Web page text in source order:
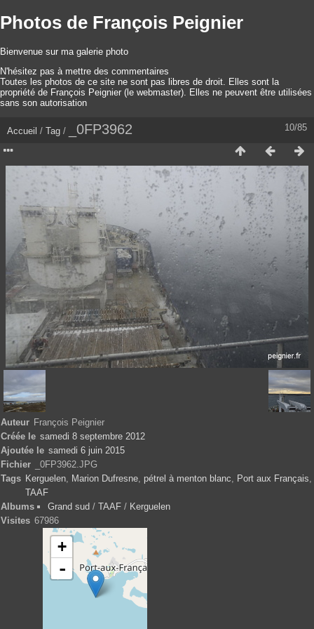
Photos de François Peignier
Bienvenue sur ma galerie photo
N'hésitez pas à mettre des commentaires
Toutes les photos de ce site ne sont pas libres de droit. Elles sont la
propriété de François Peignier (le webmaster). Elles ne peuvent être utilisées
sans son autorisation
10/85
Accueil / Tag / _0FP3962
Auteur François Peignier
Créée le samedi 8 septembre 2012
Ajoutée le samedi 6 juin 2015
Fichier
_0FP3962.JPG
Tags Kerguelen Marion Dufresne pétrel à menton blanc Port aux Français
TAAF
Albums
Grand sud / TAAF / Kerguelen
Visites 67986
+
-